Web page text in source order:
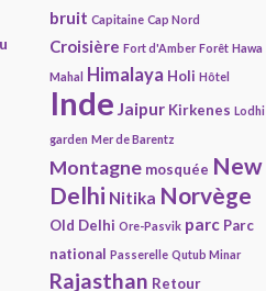
bruit Capitaine Cap Nord
Croisière Fort d'Amber Forêt Hawa
Mahal Himalaya Holi Hôtel
Inde Jaipur Kirkenes Lodhi
garden Mer de Barentz
Montagne mosquée New
Delhi Nitika Norvège
Old Delhi Ore-Pasvik parc Parc
national Passerelle Qutub Minar
Rajasthan Retour